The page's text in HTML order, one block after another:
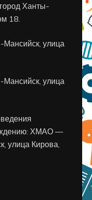
Ханты-
18.
улица
улица
ХМАО —
улица Кирова,